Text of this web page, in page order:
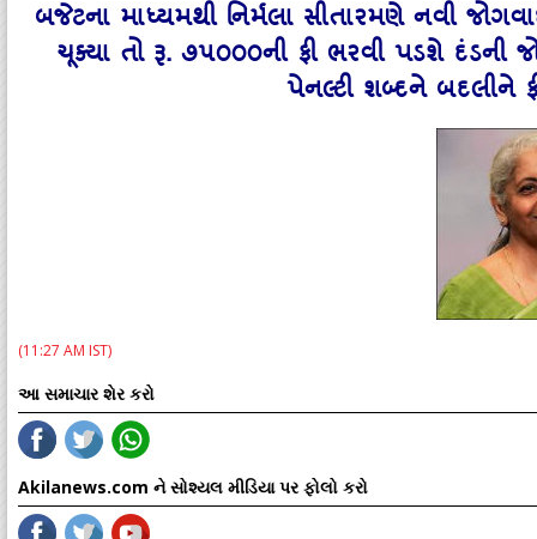
બજેટના માધ્‍યમથી નિર્મલા સીતારમણે નવી
ચૂક્‍યા તો રૂ. ૭૫૦૦૦ની ફી ભરવી પડશે દંડની
પેનલ્‍ટી શબ્‍દને બદલીને
(11:27 AM IST)
આ સમાચાર શેર કરો
Akilanews.com ને સોશ્યલ મીડિયા પર ફોલો કરો